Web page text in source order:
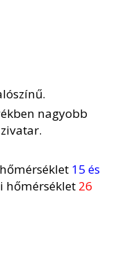
nagyobb
15 és
hőmérséklet 26